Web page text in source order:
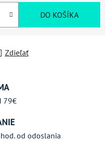
DO KOŠÍKA
Zdieľať
79€
od odoslania